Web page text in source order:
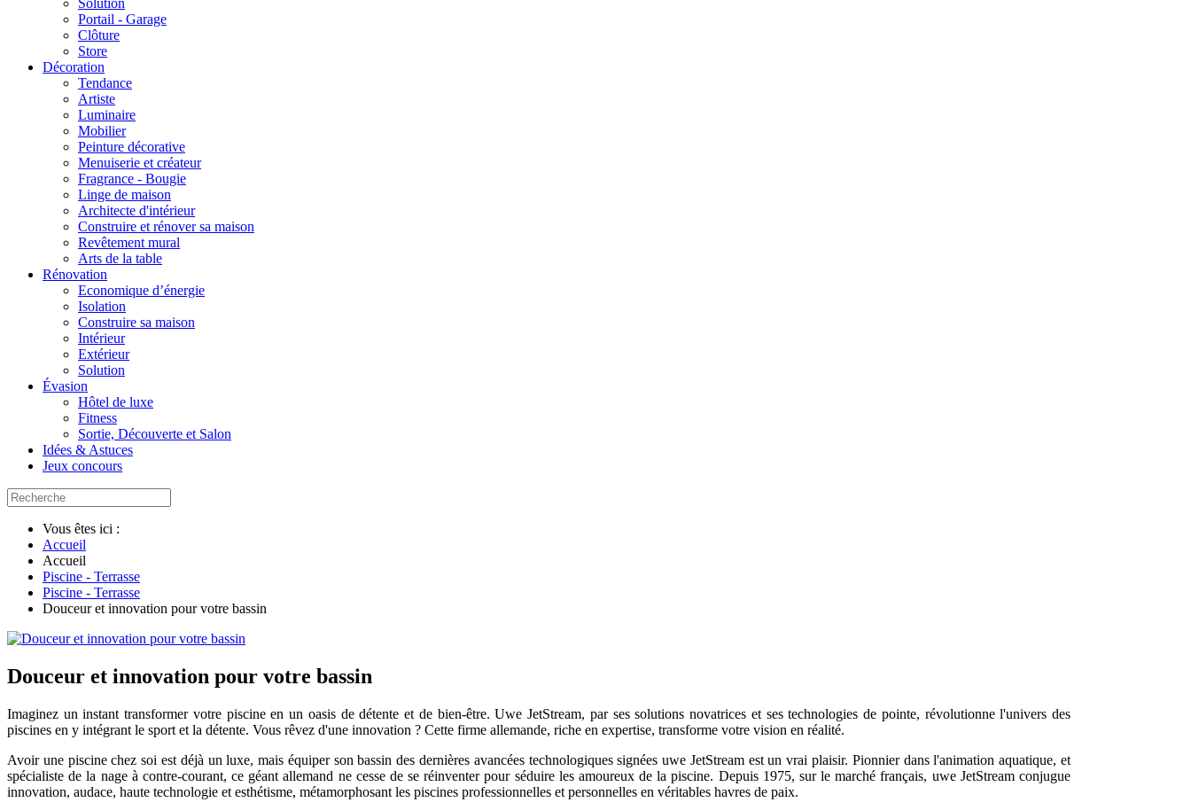
Solution
Portail - Garage
Clôture
Store
Décoration
Tendance
Artiste
Luminaire
Mobilier
Peinture décorative
Menuiserie et créateur
Fragrance - Bougie
Linge de maison
Architecte d'intérieur
Construire et rénover sa maison
Revêtement mural
Arts de la table
Rénovation
Economique d’énergie
Isolation
Construire sa maison
Intérieur
Extérieur
Solution
Évasion
Hôtel de luxe
Fitness
Sortie, Découverte et Salon
Idées & Astuces
Jeux concours
Vous êtes ici :
Accueil
Accueil
Piscine - Terrasse
Piscine - Terrasse
Douceur et innovation pour votre bassin
Douceur et innovation pour votre bassin
Imaginez un instant transformer votre piscine en un oasis de détente et de bien-être. Uwe JetStream, par ses solutions novatrices et ses technologies de pointe, révolutionne l'univers des
piscines en y intégrant le sport et la détente. Vous rêvez d'une innovation ? Cette firme allemande, riche en expertise, transforme votre vision en réalité.
Avoir une piscine chez soi est déjà un luxe, mais équiper son bassin des dernières avancées technologiques signées uwe JetStream est un vrai plaisir. Pionnier dans l'animation aquatique, et
spécialiste de la nage à contre-courant, ce géant allemand ne cesse de se réinventer pour séduire les amoureux de la piscine. Depuis 1975, sur le marché français, uwe JetStream conjugue
innovation, audace, haute technologie et esthétisme, métamorphosant les piscines professionnelles et personnelles en véritables havres de paix.